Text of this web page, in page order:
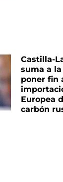
Castilla-
suma a
poner fin
Europea
carbón